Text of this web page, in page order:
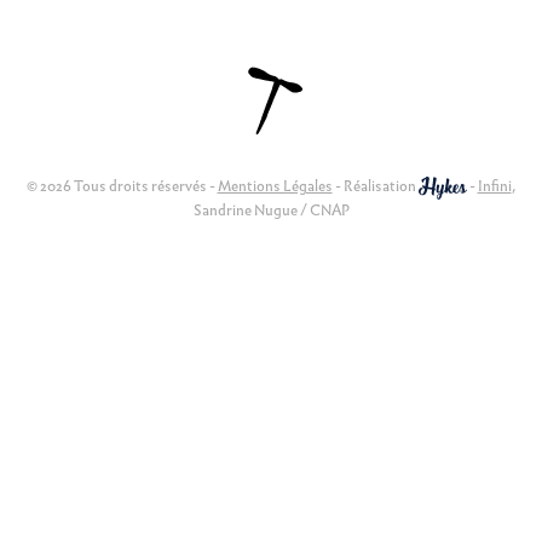
© 2026 Tous droits réservés -Mentions Légales - Réalisation - Infini,
Sandrine Nugue / CNAP